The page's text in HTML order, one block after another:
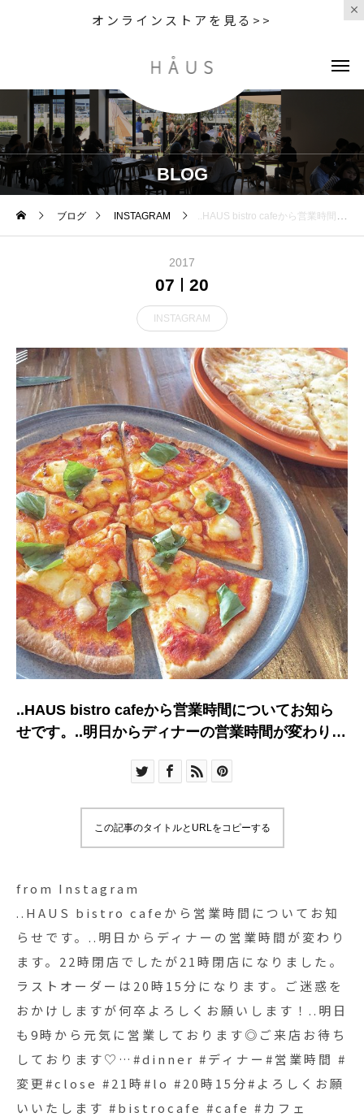
オンラインストアを見る>>
BLOG
ブログ INSTAGRAM ..HAUS bistro cafeから営業時間についてお知らせです。..明日からディナーの営業時間が変わります。22時閉店でしたが21時閉店になりました。ラストオーダーは20時15分になります。ご迷惑をおかけしますが何卒よろしくお願いします！..明日も9時から元気に営業しております◎ご来店お待ちしております♡…#dinner #ディナー#営業時間 #変更#close #21時#lo #20時15分#よろしくお願いいたします #bistrocafe #cafe #カフェ #hausmatsue #島根 #松江
2017
07 20
INSTAGRAM
..HAUS bistro cafeから営業時間についてお知ら
せです。..明日からディナーの営業時間が変わりま
ストオーダーは20時15分になります。ご迷惑をお
9時から元気に営業しております◎ご来店お待ちし
たします #bistrocafe #cafe #カフェ
#hausmatsue #島根 #松江
この記事のタイトルとURLをコピーする
from Instagram
..HAUS bistro cafeから営業時間についてお知
らせです。..明日からディナーの営業時間が変わり
ます。22時閉店でしたが21時閉店になりました。
ラストオーダーは20時15分になります。ご迷惑を
おかけしますが何卒よろしくお願いします！..明日
も9時から元気に営業しております◎ご来店お待ち
しております♡…#dinner #ディナー#営業時間 #
変更#close #21時#lo #20時15分#よろしくお願
いいたします #bistrocafe #cafe #カフェ